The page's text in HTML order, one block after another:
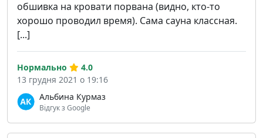
обшивка на кровати порвана (видно, кто-то
хорошо проводил время). Сама сауна классная.
[...]
Альбина Курмаз
Відгук з Google
Нормально
4.0
13 грудня 2021 о 19:16